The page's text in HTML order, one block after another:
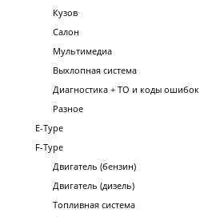
Кузов
Салон
Мультимедиа
Выхлопная система
Диагностика + ТО и коды ошибок
Разное
E-Type
F-Type
Двигатель (бензин)
Двигатель (дизель)
Топливная система